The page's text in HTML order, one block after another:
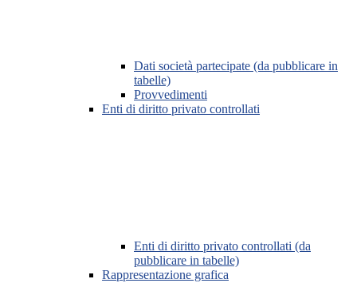
Dati società partecipate (da pubblicare in
tabelle)
Provvedimenti
Enti di diritto privato controllati
Enti di diritto privato controllati (da
pubblicare in tabelle)
Rappresentazione grafica